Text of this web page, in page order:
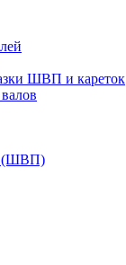
ШВП и кареток
(ШВП)